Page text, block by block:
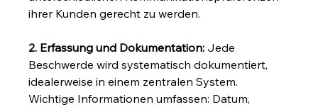
ihrer Kunden gerecht zu werden.
2. Erfassung und Dokumentation: Jede
Beschwerde wird systematisch dokumentiert,
idealerweise in einem zentralen System.
Wichtige Informationen umfassen: Datum,